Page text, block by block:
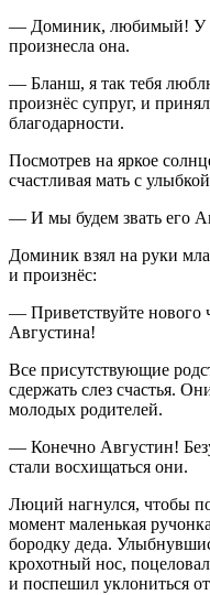
— Доминик, любимый! У
произнесла она.
— Бланш, я так тебя
произнёс супруг, и
благодарности.
Посмотрев на яркое
счастливая мать с
— И мы будем звать его
Доминик взял на руки
и произнёс:
— Приветствуйте нового
Августина!
Все присутствующие
сдержать слез счастья.
молодых родителей.
— Конечно Августин!
стали восхищаться они.
Люций нагнулся, чтобы
момент маленькая
бородку деда.
крохотный нос,
и поспешил уклониться